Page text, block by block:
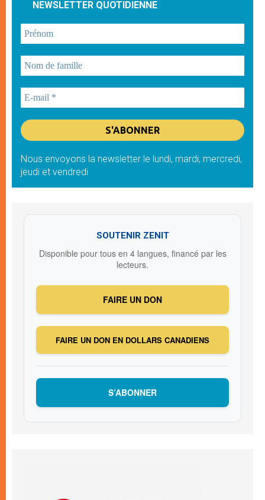
NEWSLETTER QUOTIDIENNE
Nous envoyons la newsletter le lundi, mardi, mercredi,
jeudi et vendredi
SOUTENIR ZENIT
Disponible pour tous en 4 langues, financé par les
lecteurs.
FAIRE UN DON
FAIRE UN DON EN DOLLARS CANADIENS
S’ABONNER